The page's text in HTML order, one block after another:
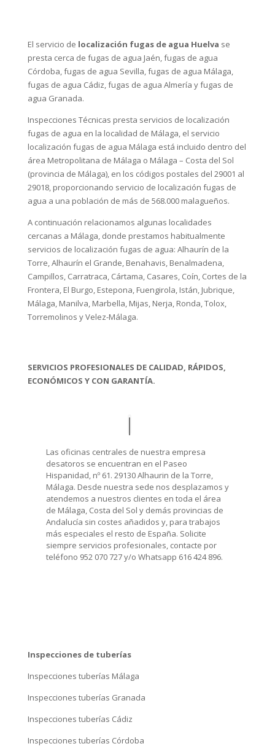
El servicio de localización fugas de agua Huelva se
presta cerca de fugas de agua Jaén,fugas de agua
Córdoba,fugas de agua Sevilla,fugas de agua Málaga,
fugas de agua Cádiz,fugas de agua Almería yfugas de
agua Granada.
Inspecciones Técnicas presta servicios de localización
fugas de agua en la localidad de Málaga, el servicio
localización fugas de agua Málaga está incluido dentro del
área Metropolitana de Málaga o Málaga – Costa del Sol
(provincia de Málaga), en los códigos postales del 29001 al
29018, proporcionando servicio de localización fugas de
agua a una población de más de 568.000 malagueños.
A continuación relacionamos algunas localidades
cercanas a Málaga, donde prestamos habitualmente
servicios de localización fugas de agua: Alhaurín de la
Torre, Alhaurín el Grande, Benahavis, Benalmadena,
Campillos, Carratraca, Cártama, Casares, Coín, Cortes de la
Frontera, El Burgo, Estepona, Fuengirola, Istán, Jubrique,
Málaga, Manilva, Marbella, Mijas, Nerja, Ronda, Tolox,
Torremolinos y Velez-Málaga.
SERVICIOS PROFESIONALES DE CALIDAD, RÁPIDOS,
ECONÓMICOS Y CON GARANTÍA.
Las oficinas centrales de nuestra empresa
desatoros se encuentran en el Paseo
Hispanidad, nº 61. 29130 Alhaurin de la Torre,
Málaga. Desde nuestra sede nos desplazamos y
atendemos a nuestros clientes en toda el área
de Málaga, Costa del Sol y demás provincias de
Andalucía sin costes añadidos y, para trabajos
más especiales el resto de España. Solicite
siempre servicios profesionales, contacte por
teléfono 952 070 727 y/o Whatsapp 616 424 896.
Inspecciones de tuberías
Inspecciones tuberías Málaga
Inspecciones tuberías Granada
Inspecciones tuberías Cádiz
Inspecciones tuberías Córdoba